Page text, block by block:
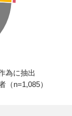
為に抽出
（n=1,085）